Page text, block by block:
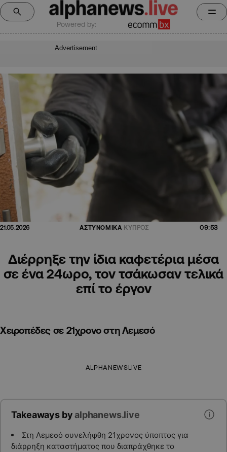
Powered by:
Advertisement
21.05.2026 ΑΣΤΥΝΟΜΙΚΑ ΚΥΠΡΟΣ 09:53
Διέρρηξε την ίδια καφετέρια μέσα
σε ένα 24ωρο, τον τσάκωσαν τελικά
επί το έργον
Χειροπέδες σε 21χρονο στη Λεμεσό
ALPHANEWSLIVE
Takeaways byalphanews.live
Στη Λεμεσό συνελήφθη 21χρονος ύποπτος για
διάρρηξη καταστήματος που διαπράχθηκε το